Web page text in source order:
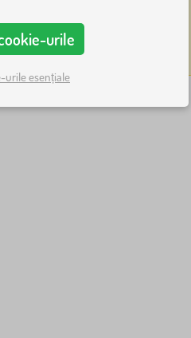
urile
urile esențiale